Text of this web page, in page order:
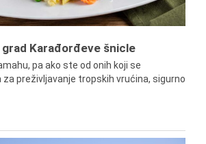
Karađorđeve šnicle
pa ako ste od onih koji se
preživljavanje tropskih vrućina, sigurno